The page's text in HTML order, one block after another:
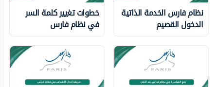
نظام فارس الخدمة الذاتية
الدخول القصيم
خطوات تغيير كلمة السر
في نظام فارس